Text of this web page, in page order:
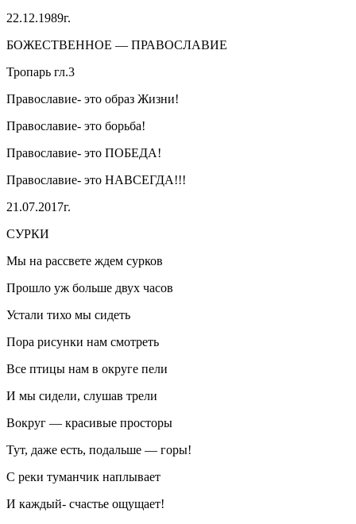
22.12.1989г.
БОЖЕСТВЕННОЕ — ПРАВОСЛАВИЕ
Тропарь гл.3
Православие- это образ Жизни!
Православие- это борьба!
Православие- это ПОБЕДА!
Православие- это НАВСЕГДА!!!
21.07.2017г.
СУРКИ
Мы на рассвете ждем сурков
Прошло уж больше двух часов
Устали тихо мы сидеть
Пора рисунки нам смотреть
Все птицы нам в округе пели
И мы сидели, слушав трели
Вокруг — красивые просторы
Тут, даже есть, подальше — горы!
С реки туманчик наплывает
И каждый- счастье ощущает!